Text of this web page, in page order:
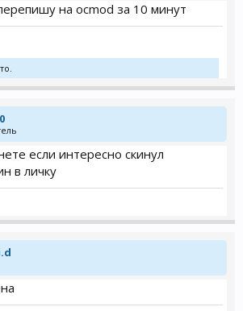
на ocmod за 10 минут
если интересно скинул
в личку